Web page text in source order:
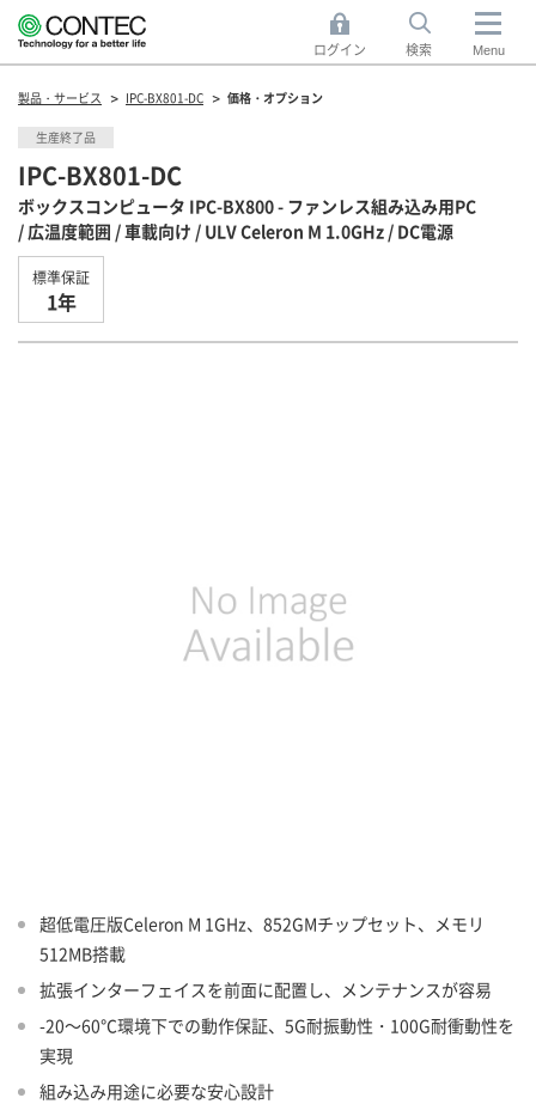
ログイン 検索 Menu
製品・サービス IPC-BX801-DC 価格・オプション
IPC-BX801-DC
ボックスコンピュータ IPC-BX800 - ファンレス組み込み用PC
/ 広温度範囲 / 車載向け / ULV Celeron M 1.0GHz / DC電源
生産終了品
標準保証
1年
超低電圧版Celeron M 1GHz、852GMチップセット、メモリ
512MB搭載
拡張インターフェイスを前面に配置し、メンテナンスが容易
-20～60℃環境下での動作保証、5G耐振動性・100G耐衝動性を
実現
組み込み用途に必要な安心設計